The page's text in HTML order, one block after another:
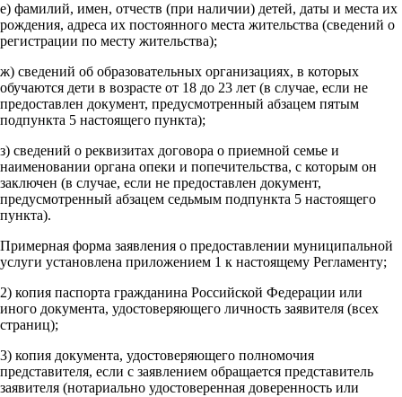
е) фамилий, имен, отчеств (при наличии) детей, даты и места их
рождения, адреса их постоянного места жительства (сведений о
регистрации по месту жительства);
ж) сведений об образовательных организациях, в которых
обучаются дети в возрасте от 18 до 23 лет (в случае, если не
предоставлен документ, предусмотренный абзацем пятым
подпункта 5 настоящего пункта);
з) сведений о реквизитах договора о приемной семье и
наименовании органа опеки и попечительства, с которым он
заключен (в случае, если не предоставлен документ,
предусмотренный абзацем седьмым подпункта 5 настоящего
пункта).
Примерная форма заявления о предоставлении муниципальной
услуги установлена приложением 1 к настоящему Регламенту;
2) копия паспорта гражданина Российской Федерации или
иного документа, удостоверяющего личность заявителя (всех
страниц);
3) копия документа, удостоверяющего полномочия
представителя, если с заявлением обращается представитель
заявителя (нотариально удостоверенная доверенность или